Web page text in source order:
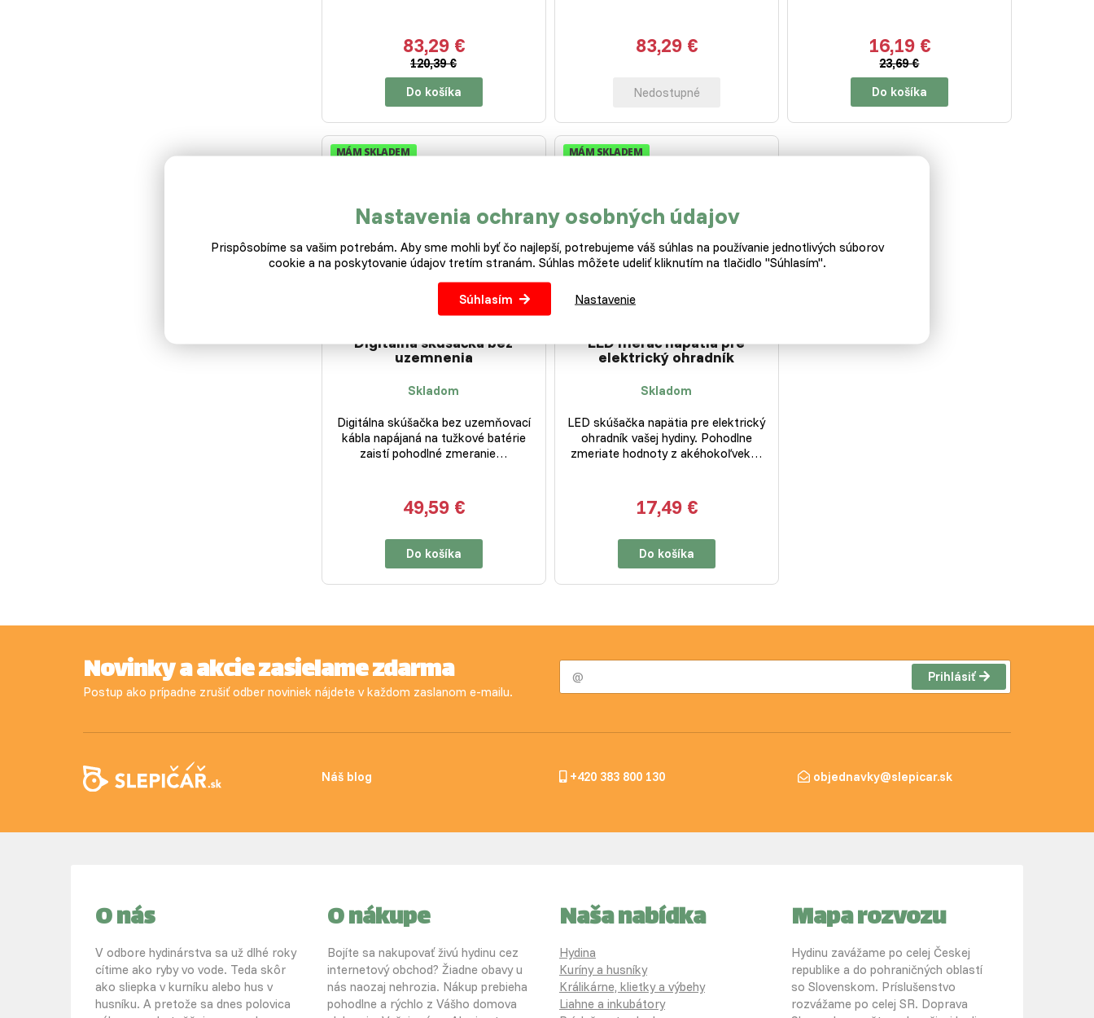
83,29 €
120,39 €
Do košíka
83,29 €
Nedostupné
16,19 €
23,69 €
Do košíka
MÁM SKLADEM
EXPEDUJI IHNED
Digitálna skúšačka bez
uzemnenia
Skladom
Digitálna skúšačka bez uzemňovací
kábla napájaná na tužkové batérie
zaistí pohodlné zmeranie…
49,59 €
Do košíka
MÁM SKLADEM
EXPEDUJI IHNED
LED merač napätia pre
elektrický ohradník
Skladom
LED skúšačka napätia pre elektrický
ohradník vašej hydiny. Pohodlne
zmeriate hodnoty z akéhokoľvek…
17,49 €
Do košíka
Novinky a akcie zasielame zdarma
Postup ako prípadne zrušiť odber noviniek nájdete v každom zaslanom e-mailu.
Prihlásiť
Náš blog +420 383 800 130 objednavky@slepicar.sk
O nás
V odbore hydinárstva sa už dlhé roky
cítime ako ryby vo vode. Teda skôr
ako sliepka v kurníku alebo hus v
husníku. A pretože sa dnes polovica
O nákupe
Bojíte sa nakupovať živú hydinu cez
internetový obchod? Žiadne obavy u
nás naozaj nehrozia. Nákup prebieha
pohodlne a rýchlo z Vášho domova
Naša nabídka
Hydina
Kuríny a husníky
Králikárne, klietky a výbehy
Liahne a inkubátory
Mapa rozvozu
Hydinu zavážame po celej Českej
republike a do pohraničných oblastí
so Slovenskom. Príslušenstvo
rozvážame po celej SR. Doprava
Nastavenia ochrany osobných údajov
Prispôsobíme sa vašim potrebám. Aby sme mohli byť čo najlepší, potrebujeme váš súhlas na používanie jednotlivých súborov
cookie a na poskytovanie údajov tretím stranám. Súhlas môžete udeliť kliknutím na tlačidlo "Súhlasím".
Súhlasím Nastavenie